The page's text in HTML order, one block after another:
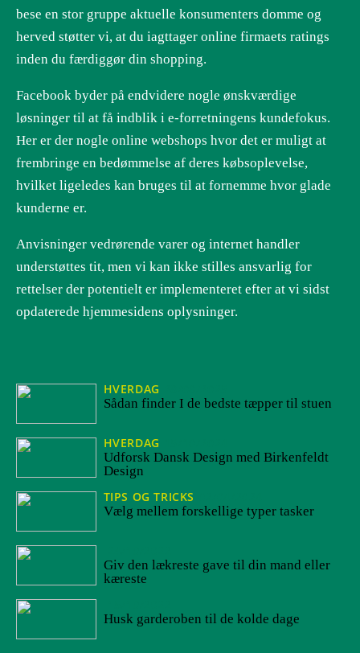
bese en stor gruppe aktuelle konsumenters domme og
herved støtter vi, at du iagttager online firmaets ratings
inden du færdiggør din shopping.
Facebook byder på endvidere nogle ønskværdige
løsninger til at få indblik i e-forretningens kundefokus.
Her er der nogle online webshops hvor det er muligt at
frembringe en bedømmelse af deres købsoplevelse,
hvilket ligeledes kan bruges til at fornemme hvor glade
kunderne er.
Anvisninger vedrørende varer og internet handler
understøttes tit, men vi kan ikke stilles ansvarlig for
rettelser der potentielt er implementeret efter at vi sidst
opdaterede hjemmesidens oplysninger.
HVERDAG
Sådan finder I de bedste tæpper til stuen
HVERDAG
Udforsk Dansk Design med Birkenfeldt
Design
TIPS OG TRICKS
Vælg mellem forskellige typer tasker
Giv den lækreste gave til din mand eller
kæreste
Husk garderoben til de kolde dage